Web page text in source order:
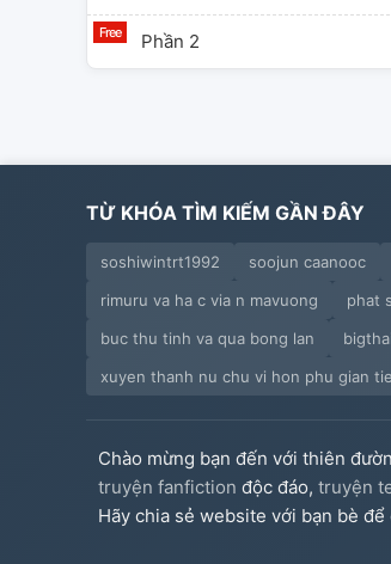
Phần 2
TỪ KHÓA TÌM KIẾM GẦN ĐÂY
soshiwintrt1992 soojun caanooc
rimuru va ha c via n mavuong
phat
buc thu tinh va qua bong lan
xuyen thanh nu chu vi hon phu gian
Chào mừng bạn đến với thiên
truyện fanfiction độc đáo, truyện
Hãy chia sẻ website với bạn bè